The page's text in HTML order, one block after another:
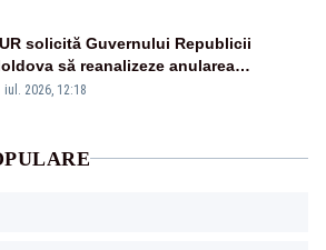
solicită Guvernului Republicii
să reanalizeze anularea
de Ziua Limbii Române
iul. 2026, 12:18